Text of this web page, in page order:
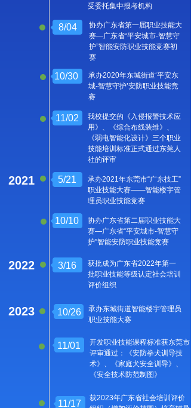
承办东城街道智能楼宇管理员
职业技能大赛
5/21
协办广东省第二届职业技能大
赛—广东省“平安城市-智慧守
护”智能安防职业技能竞赛
我校提交的《入侵报警技术应
用》、《综合布线装维》、
《弱电智能化设计》三个职业
技能培训标准正式通过东莞人
社的评审
11/17
10/30
承办2020年东城街道‘平安东
城-智慧守护’安防职业技能竞
赛
11/02
协办广东省第一届职业技能大
赛—广东省“平安城市-智慧守
护”智能安防职业技能竞赛初
赛
8/04
受委托集中报考机构
3/16
10/10
2023
获批成为广东省2022年第一
批职业技能等级认定社会培训
评价组织
承办2021年东莞市“广东技工”
职业技能大赛——智能楼宇管
理员职业技能竞赛
2022
2021
11/01
开发职业技能课程标准获东莞市
评审通过：《安防拳犬训导技
术》、《家庭犬安全训导》、
《安全技术防范制图》
10/26
10/26
10/26
10/19
职业技能大赛
获批成为广东省2022年第一
批职业技能等级认定社会培训
获2023年广东省社会培训评
获2023年广东省社会培训评价
获2023年广东省社会培训评价组